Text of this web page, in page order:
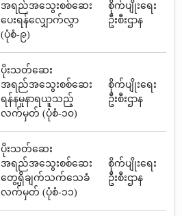
အရည်အသွေးစစ်ဆေး
ပေးရန်လျှောက်လွှာ
(ပုံစံ-၉)
စိုက်ပျိုးရေး
ဦးစီးဌာန
ပိုးသတ်ဆေး
အရည်အသွေးစစ်ဆေး
ရန်နမူနာရယူသည့်
လက်မှတ် (ပုံစံ-၁၀)
စိုက်ပျိုးရေး
ဦးစီးဌာန
ပိုးသတ်ဆေး
အရည်အသွေးစစ်ဆေး
တွေ့ရှိချက်သက်သေခံ
လက်မှတ် (ပုံစံ-၁၁)
စိုက်ပျိုးရေး
ဦးစီးဌာန